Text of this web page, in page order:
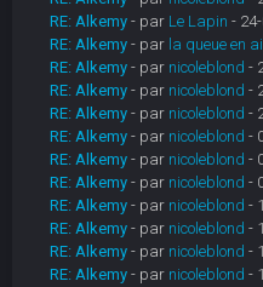
RE: Alkemy - par Le Lapin -
RE: Alkemy - par la queue en
RE: Alkemy - par nicoleblond -
RE: Alkemy - par nicoleblond -
RE: Alkemy - par nicoleblond -
RE: Alkemy - par nicoleblond -
RE: Alkemy - par nicoleblond -
RE: Alkemy - par nicoleblond -
RE: Alkemy - par nicoleblond -
RE: Alkemy - par nicoleblond -
RE: Alkemy - par nicoleblond -
RE: Alkemy - par nicoleblond -